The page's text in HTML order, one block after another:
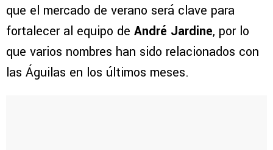
que el mercado de verano será clave para
fortalecer al equipo de André Jardine, por lo
que varios nombres han sido relacionados con
las Águilas en los últimos meses.